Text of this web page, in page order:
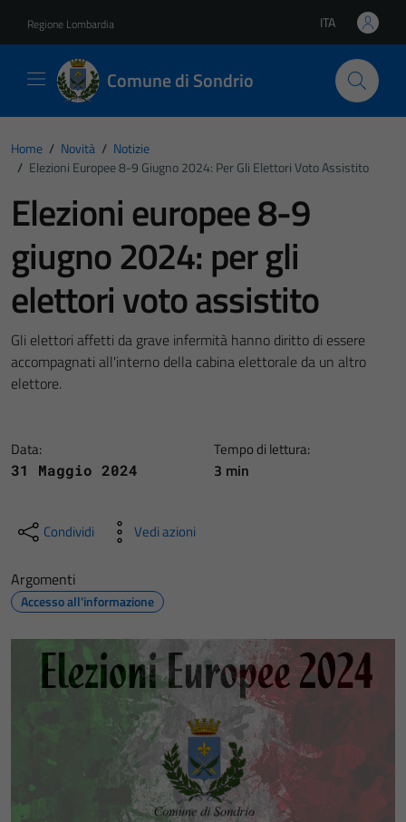
Regione Lombardia Lingua attiva:
ITA
Comune di Sondrio
Home / Novità / Notizie
/ Elezioni Europee 8-9 Giugno 2024: Per Gli Elettori Voto Assistito
Elezioni europee 8-9
giugno 2024: per gli
elettori voto assistito
Gli elettori affetti da grave infermità hanno diritto di essere
accompagnati all'interno della cabina elettorale da un altro
elettore.
Data:
31 Maggio 2024
Tempo di lettura:
3 min
Condividi Vedi azioni
Argomenti
Accesso all'informazione